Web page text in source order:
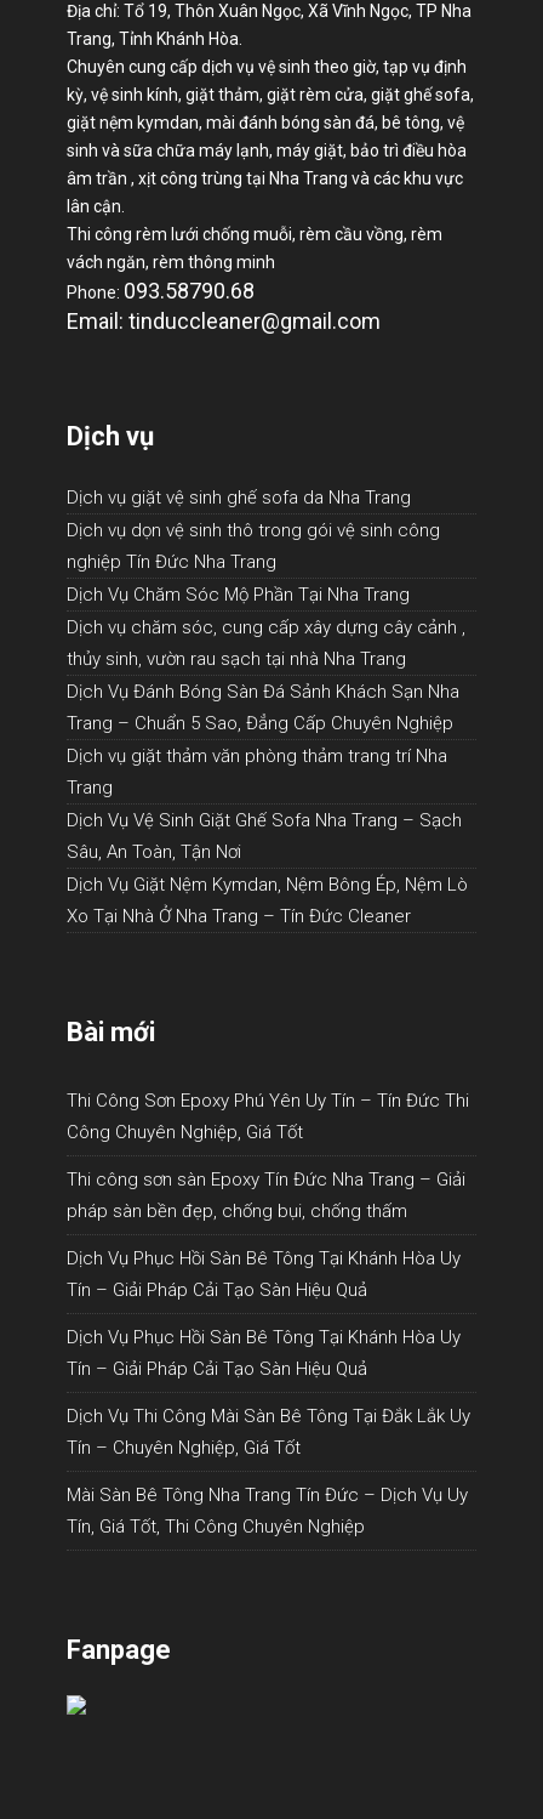
Địa chỉ: Tổ 19, Thôn Xuân Ngọc, Xã Vĩnh Ngọc, TP Nha
Trang, Tỉnh Khánh Hòa.
Chuyên cung cấp dịch vụ vệ sinh theo giờ, tạp vụ định
kỳ, vệ sinh kính, giặt thảm, giặt rèm cửa, giặt ghế sofa,
giặt nệm kymdan, mài đánh bóng sàn đá, bê tông, vệ
sinh và sữa chữa máy lạnh, máy giặt, bảo trì điều hòa
âm trần , xịt công trùng tại Nha Trang và các khu vực
lân cận.
Thi công rèm lưới chống muỗi, rèm cầu vồng, rèm
vách ngăn, rèm thông minh
Phone: 093.58790.68
Email: tinduccleaner@gmail.com
Dịch vụ
Dịch vụ giặt vệ sinh ghế sofa da Nha Trang
Dịch vụ dọn vệ sinh thô trong gói vệ sinh công
nghiệp Tín Đức Nha Trang
Dịch Vụ Chăm Sóc Mộ Phần Tại Nha Trang
Dịch vụ chăm sóc, cung cấp xây dựng cây cảnh ,
thủy sinh, vườn rau sạch tại nhà Nha Trang
Dịch Vụ Đánh Bóng Sàn Đá Sảnh Khách Sạn Nha
Trang – Chuẩn 5 Sao, Đẳng Cấp Chuyên Nghiệp
Dịch vụ giặt thảm văn phòng thảm trang trí Nha
Trang
Dịch Vụ Vệ Sinh Giặt Ghế Sofa Nha Trang – Sạch
Sâu, An Toàn, Tận Nơi
Dịch Vụ Giặt Nệm Kymdan, Nệm Bông Ép, Nệm Lò
Xo Tại Nhà Ở Nha Trang – Tín Đức Cleaner
Bài mới
Thi Công Sơn Epoxy Phú Yên Uy Tín – Tín Đức Thi
Công Chuyên Nghiệp, Giá Tốt
Thi công sơn sàn Epoxy Tín Đức Nha Trang – Giải
pháp sàn bền đẹp, chống bụi, chống thấm
Dịch Vụ Phục Hồi Sàn Bê Tông Tại Khánh Hòa Uy
Tín – Giải Pháp Cải Tạo Sàn Hiệu Quả
Dịch Vụ Phục Hồi Sàn Bê Tông Tại Khánh Hòa Uy
Tín – Giải Pháp Cải Tạo Sàn Hiệu Quả
Dịch Vụ Thi Công Mài Sàn Bê Tông Tại Đắk Lắk Uy
Tín – Chuyên Nghiệp, Giá Tốt
Mài Sàn Bê Tông Nha Trang Tín Đức – Dịch Vụ Uy
Tín, Giá Tốt, Thi Công Chuyên Nghiệp
Fanpage